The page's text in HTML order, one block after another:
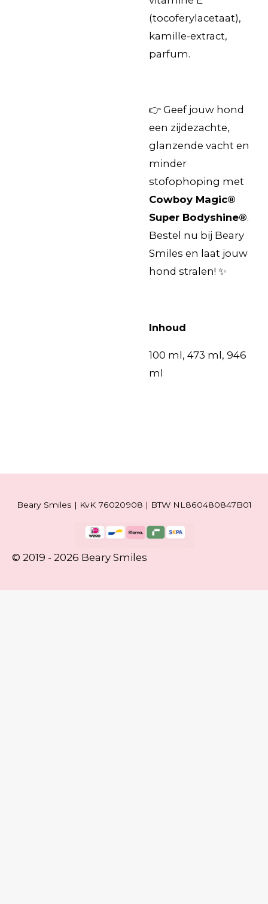
(tocoferylacetaat),
kamille-extract,
parfum.
👉 Geef jouw hond
een zijdezachte,
glanzende vacht en
minder
stofophoping met
Cowboy Magic®
Super Bodyshine®.
Bestel nu bij Beary
Smiles en laat jouw
hond stralen! ✨
Inhoud
100 ml, 473 ml, 946
ml
Beary Smiles | KvK 76020908 | BTW NL860480847B01
© 2019 - 2026 Beary Smiles